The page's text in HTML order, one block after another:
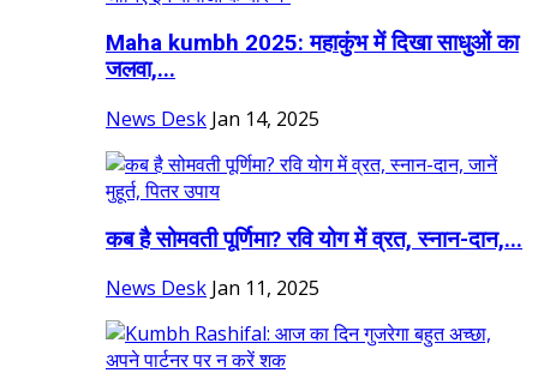
Maha kumbh 2025: महाकुंभ में दिखा साधुओं का
जलवा,...
News Desk Jan 14, 2025
कब है सोमवती पूर्णिमा? रवि योग में व्रत, स्नान-दान,...
News Desk Jan 11, 2025